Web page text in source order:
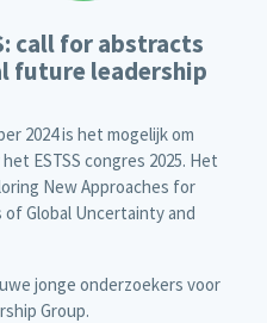
call for abstracts
future leadership
2024 is het mogelijk om
ESTSS congres 2025. Het
New Approaches for
of Global Uncertainty and
jonge onderzoekers voor
Group.